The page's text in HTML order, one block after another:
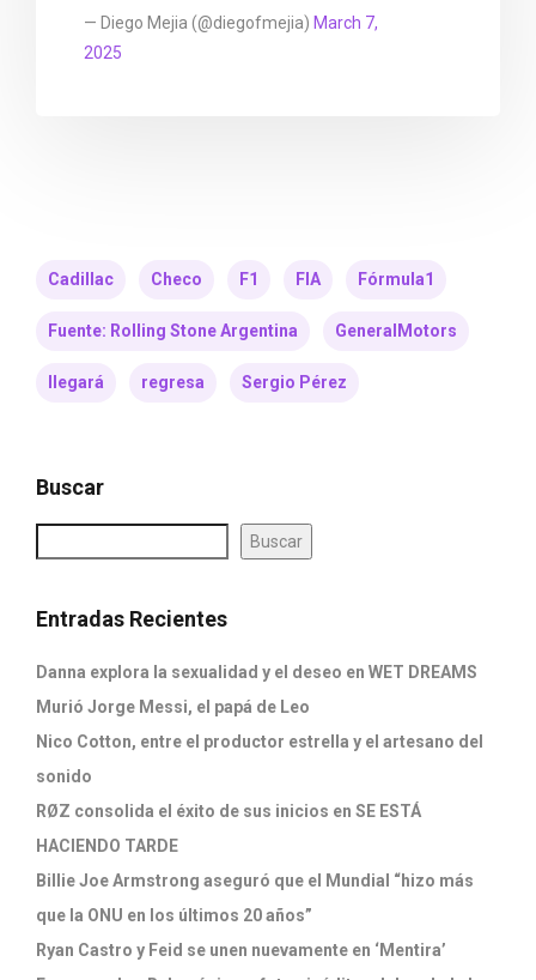
— Diego Mejia (@diegofmejia) March 7,
2025
Cadillac Checo F1 FIA Fórmula1
Fuente: Rolling Stone Argentina GeneralMotors
llegará regresa Sergio Pérez
Buscar
Buscar
Entradas Recientes
Danna explora la sexualidad y el deseo en WET DREAMS
Murió Jorge Messi, el papá de Leo
Nico Cotton, entre el productor estrella y el artesano del
sonido
RØZ consolida el éxito de sus inicios en SE ESTÁ
HACIENDO TARDE
Billie Joe Armstrong aseguró que el Mundial “hizo más
que la ONU en los últimos 20 años”
Ryan Castro y Feid se unen nuevamente en ‘Mentira’